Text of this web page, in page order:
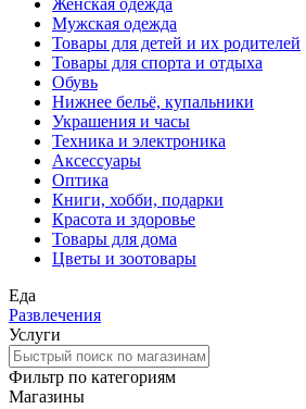
Женская одежда
Мужская одежда
Товары для детей и их родителей
Товары для спорта и отдыха
Обувь
Нижнее бельё, купальники
Украшения и часы
Техника и электроника
Аксессуары
Оптика
Книги, хобби, подарки
Красота и здоровье
Товары для дома
Цветы и зоотовары
Еда
Развлечения
Услуги
Фильтр по категориям
Магазины